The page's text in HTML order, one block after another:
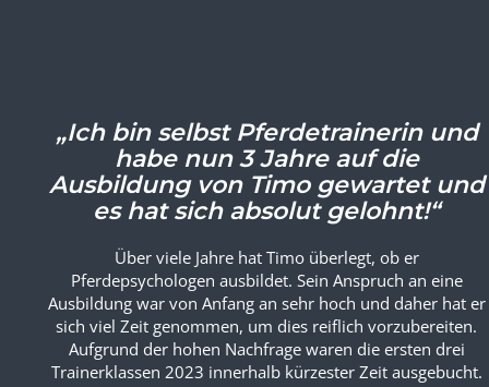
„Ich bin selbst Pferdetrainerin und
habe nun 3 Jahre auf die
Ausbildung von Timo gewartet und
Über viele Jahre hat Timo überlegt, ob er
Pferdepsychologen ausbildet. Sein Anspruch an eine
Ausbildung war von Anfang an sehr hoch und daher hat er
sich viel Zeit genommen, um dies reiflich vorzubereiten.
Aufgrund der hohen Nachfrage waren die ersten drei